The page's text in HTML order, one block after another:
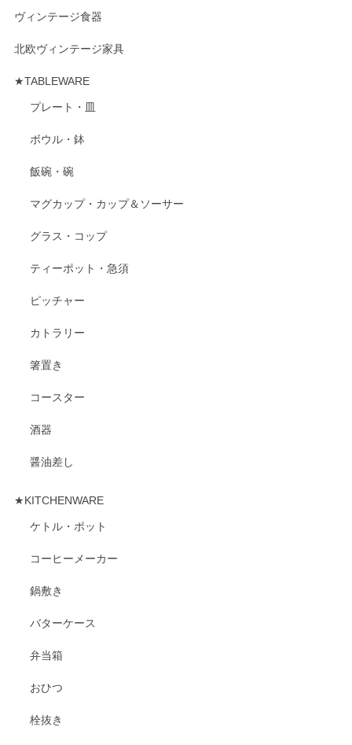
ヴィンテージ食器
北欧ヴィンテージ家具
★TABLEWARE
プレート・皿
ボウル・鉢
飯碗・碗
マグカップ・カップ＆ソーサー
グラス・コップ
ティーポット・急須
ピッチャー
カトラリー
箸置き
コースター
酒器
醤油差し
★KITCHENWARE
ケトル・ポット
コーヒーメーカー
鍋敷き
バターケース
弁当箱
おひつ
栓抜き